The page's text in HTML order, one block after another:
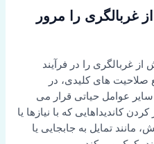
از غربالگری را مرور
غربالگری را در فرآیند
صلاحیت های کلیدی، در
عوامل حیاتی قرار می
کاندیداهایی که با نیازها یا
تمایل به جابجایی یا